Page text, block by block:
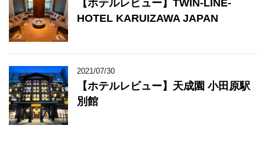
【ホテルレビュー】TWIN-LINE-
HOTEL KARUIZAWA JAPAN
2021/07/30
【ホテルレビュー】天成園 小田原駅
別館